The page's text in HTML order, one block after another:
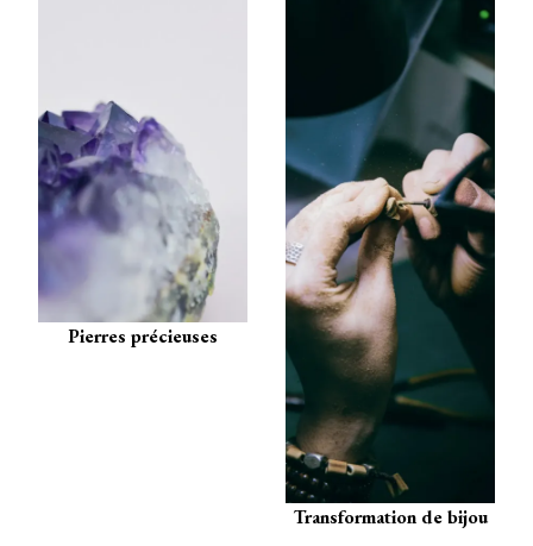
Pierres précieuses
Transformation de bijou